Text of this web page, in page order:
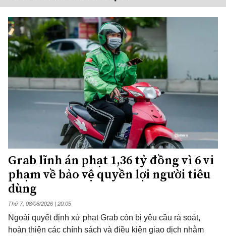
Grab lĩnh án phạt 1,36 tỷ đồng vì 6 vi
phạm về bảo vệ quyền lợi người tiêu
dùng
Thứ 7, 08/08/2026 | 20:05
Ngoài quyết định xử phạt Grab còn bị yêu cầu rà soát,
hoàn thiện các chính sách và điều kiện giao dịch nhằm